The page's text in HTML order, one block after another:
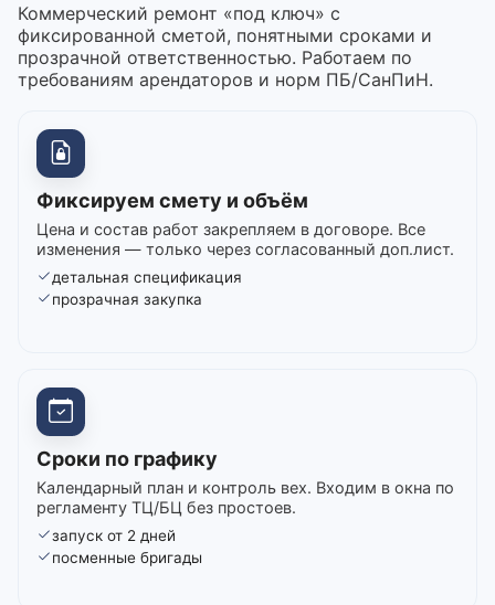
Коммерческий ремонт «под ключ» с
фиксированной сметой, понятными сроками и
прозрачной ответственностью. Работаем по
требованиям арендаторов и норм ПБ/СанПиН.
Фиксируем смету и объём
Цена и состав работ закрепляем в договоре. Все
изменения — только через согласованный доп.лист.
детальная спецификация
прозрачная закупка
Сроки по графику
Календарный план и контроль вех. Входим в окна по
регламенту ТЦ/БЦ без простоев.
запуск от 2 дней
посменные бригады